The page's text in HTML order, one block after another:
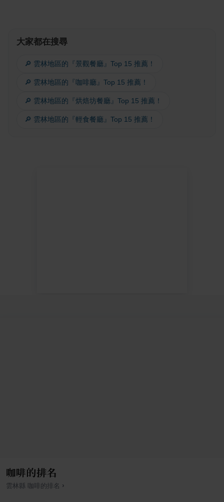
大家都在搜尋
🔎 雲林地區的『景觀餐廳』Top 15 推薦！
🔎 雲林地區的『咖啡廳』Top 15 推薦！
🔎 雲林地區的『烘焙坊餐廳』Top 15 推薦！
🔎 雲林地區的『輕食餐廳』Top 15 推薦！
咖啡的排名
雲林縣 咖啡 的排名 ›